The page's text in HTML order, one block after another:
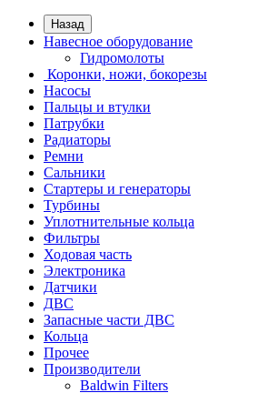
Назад
Навесное оборудование
Гидромолоты
Коронки, ножи, бокорезы
Насосы
Пальцы и втулки
Патрубки
Радиаторы
Ремни
Сальники
Стартеры и генераторы
Турбины
Уплотнительные кольца
Фильтры
Ходовая часть
Электроника
Датчики
ДВС
Запасные части ДВС
Кольца
Прочее
Производители
Baldwin Filters